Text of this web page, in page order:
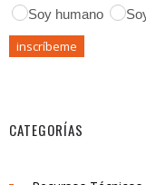
Soy humano
CATEGORÍAS